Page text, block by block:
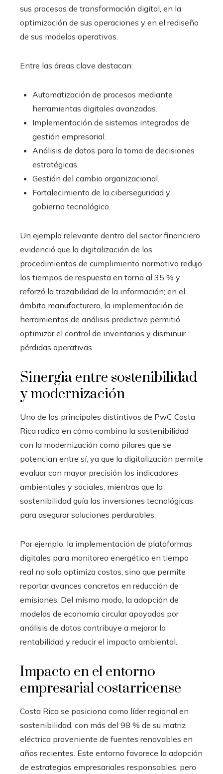
sus procesos de transformación digital, en la
optimización de sus operaciones y en el rediseño
de sus modelos operativos.
Entre las áreas clave destacan:
Automatización de procesos mediante
herramientas digitales avanzadas.
Implementación de sistemas integrados de
gestión empresarial.
Análisis de datos para la toma de decisiones
estratégicas.
Gestión del cambio organizacional.
Fortalecimiento de la ciberseguridad y
gobierno tecnológico.
Un ejemplo relevante dentro del sector financiero
evidenció que la digitalización de los
procedimientos de cumplimiento normativo redujo
los tiempos de respuesta en torno al 35 % y
reforzó la trazabilidad de la información; en el
ámbito manufacturero, la implementación de
herramientas de análisis predictivo permitió
optimizar el control de inventarios y disminuir
pérdidas operativas.
Sinergia entre sostenibilidad
y modernización
Uno de los principales distintivos de PwC Costa
Rica radica en cómo combina la sostenibilidad
con la modernización como pilares que se
potencian entre sí, ya que la digitalización permite
evaluar con mayor precisión los indicadores
ambientales y sociales, mientras que la
sostenibilidad guía las inversiones tecnológicas
para asegurar soluciones perdurables.
Por ejemplo, la implementación de plataformas
digitales para monitoreo energético en tiempo
real no solo optimiza costos, sino que permite
reportar avances concretos en reducción de
emisiones. Del mismo modo, la adopción de
modelos de economía circular apoyados por
análisis de datos contribuye a mejorar la
rentabilidad y reducir el impacto ambiental.
Impacto en el entorno
empresarial costarricense
Costa Rica se posiciona como líder regional en
sostenibilidad, con más del 98 % de su matriz
eléctrica proveniente de fuentes renovables en
años recientes. Este entorno favorece la adopción
de estrategias empresariales responsables, pero